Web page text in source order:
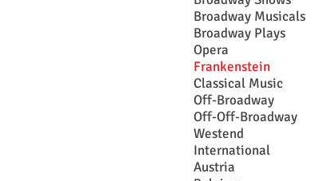
Broadway Musicals
Broadway Plays
Opera
Frankenstein
Classical Music
Off-Broadway
Off-Off-Broadway
Westend
International
Austria